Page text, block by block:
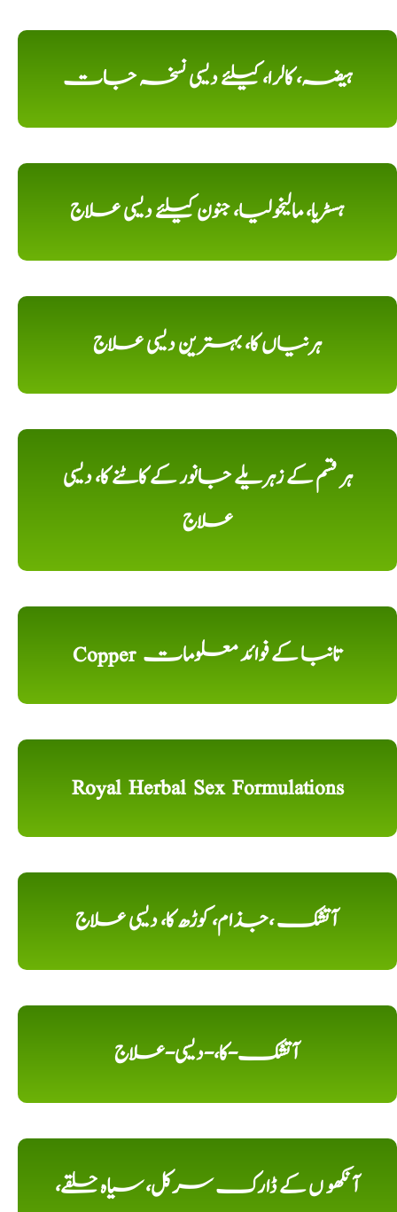
ہیضہ، کالرا، کیلئے دیسی نسخہ جات
ہسٹریا، مالیخولیا، جنون کیلئے دیسی علاج
ہرنیاں کا، بہترین دیسی علاج
ہر قسم کے زہریلے جانور کے کاٹنے کا، دیسی
علاج
Copper تانبا کے فوائد معلومات
Royal Herbal Sex Formulations
آتشک ،جذام، کوڑھ کا، دیسی علاج
آتشک-کا،-دیسی-علاج
آنکھو ں کے ڈارک سرکل، سیاہ حلقے،